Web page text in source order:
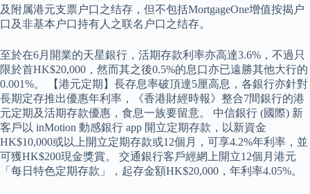
及附属港元支票户口之结存，但不包括MortgageOne增值按揭户
口及非基本户口持有人之联名户口之结存。
至於在6月開業的天星銀行，活期存款利率亦高達3.6%，不過只
限於首HK$20,000，然而其之後0.5%的息口亦已遠勝其他大行的
0.001%。 【港元定期】長存息率破頂達5厘高息，各銀行亦針對
長期定存推出優惠年利率，《香港財經時報》整合7間銀行的港
元定期及活期存款優惠，食息一族要留意。 中信銀行 (國際) 新
客戶以 inMotion 動感銀行 app 開立定期存款，以新資金
HK$10,000或以上開立定期存款或12個月，可享4.2%年利率，並
可獲HK$200現金獎賞。 交通銀行客戶經網上開立12個月港元
「每日特色定期存款」，起存金額HK$20,000，年利率4.05%。